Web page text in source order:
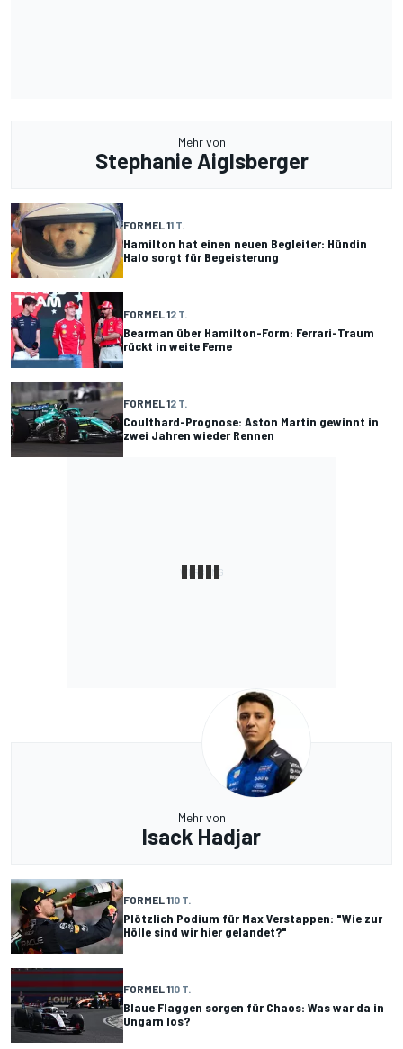
Mehr von
Stephanie Aiglsberger
FORMEL 11 T.
Hamilton hat einen neuen Begleiter: Hündin
Halo sorgt für Begeisterung
FORMEL 12 T.
Bearman über Hamilton-Form: Ferrari-Traum
rückt in weite Ferne
FORMEL 12 T.
Coulthard-Prognose: Aston Martin gewinnt in
zwei Jahren wieder Rennen
Mehr von
Isack Hadjar
FORMEL 110 T.
Plötzlich Podium für Max Verstappen: "Wie zur
Hölle sind wir hier gelandet?"
FORMEL 110 T.
Blaue Flaggen sorgen für Chaos: Was war da in
Ungarn los?